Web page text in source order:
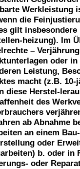
Werkleistung
die
gilt
heizung). Im
–
oder
Leistung,
macht (z.B.
diese Herstel-
des
ab Abnahme
an einem
oder
b. oder in
oder